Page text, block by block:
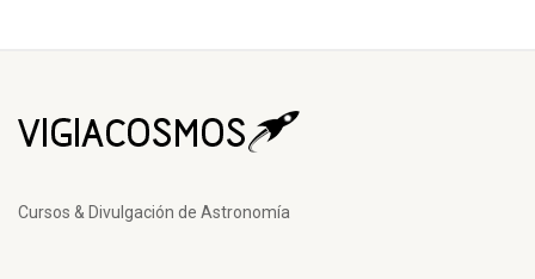
Cursos & Divulgación de Astronomía